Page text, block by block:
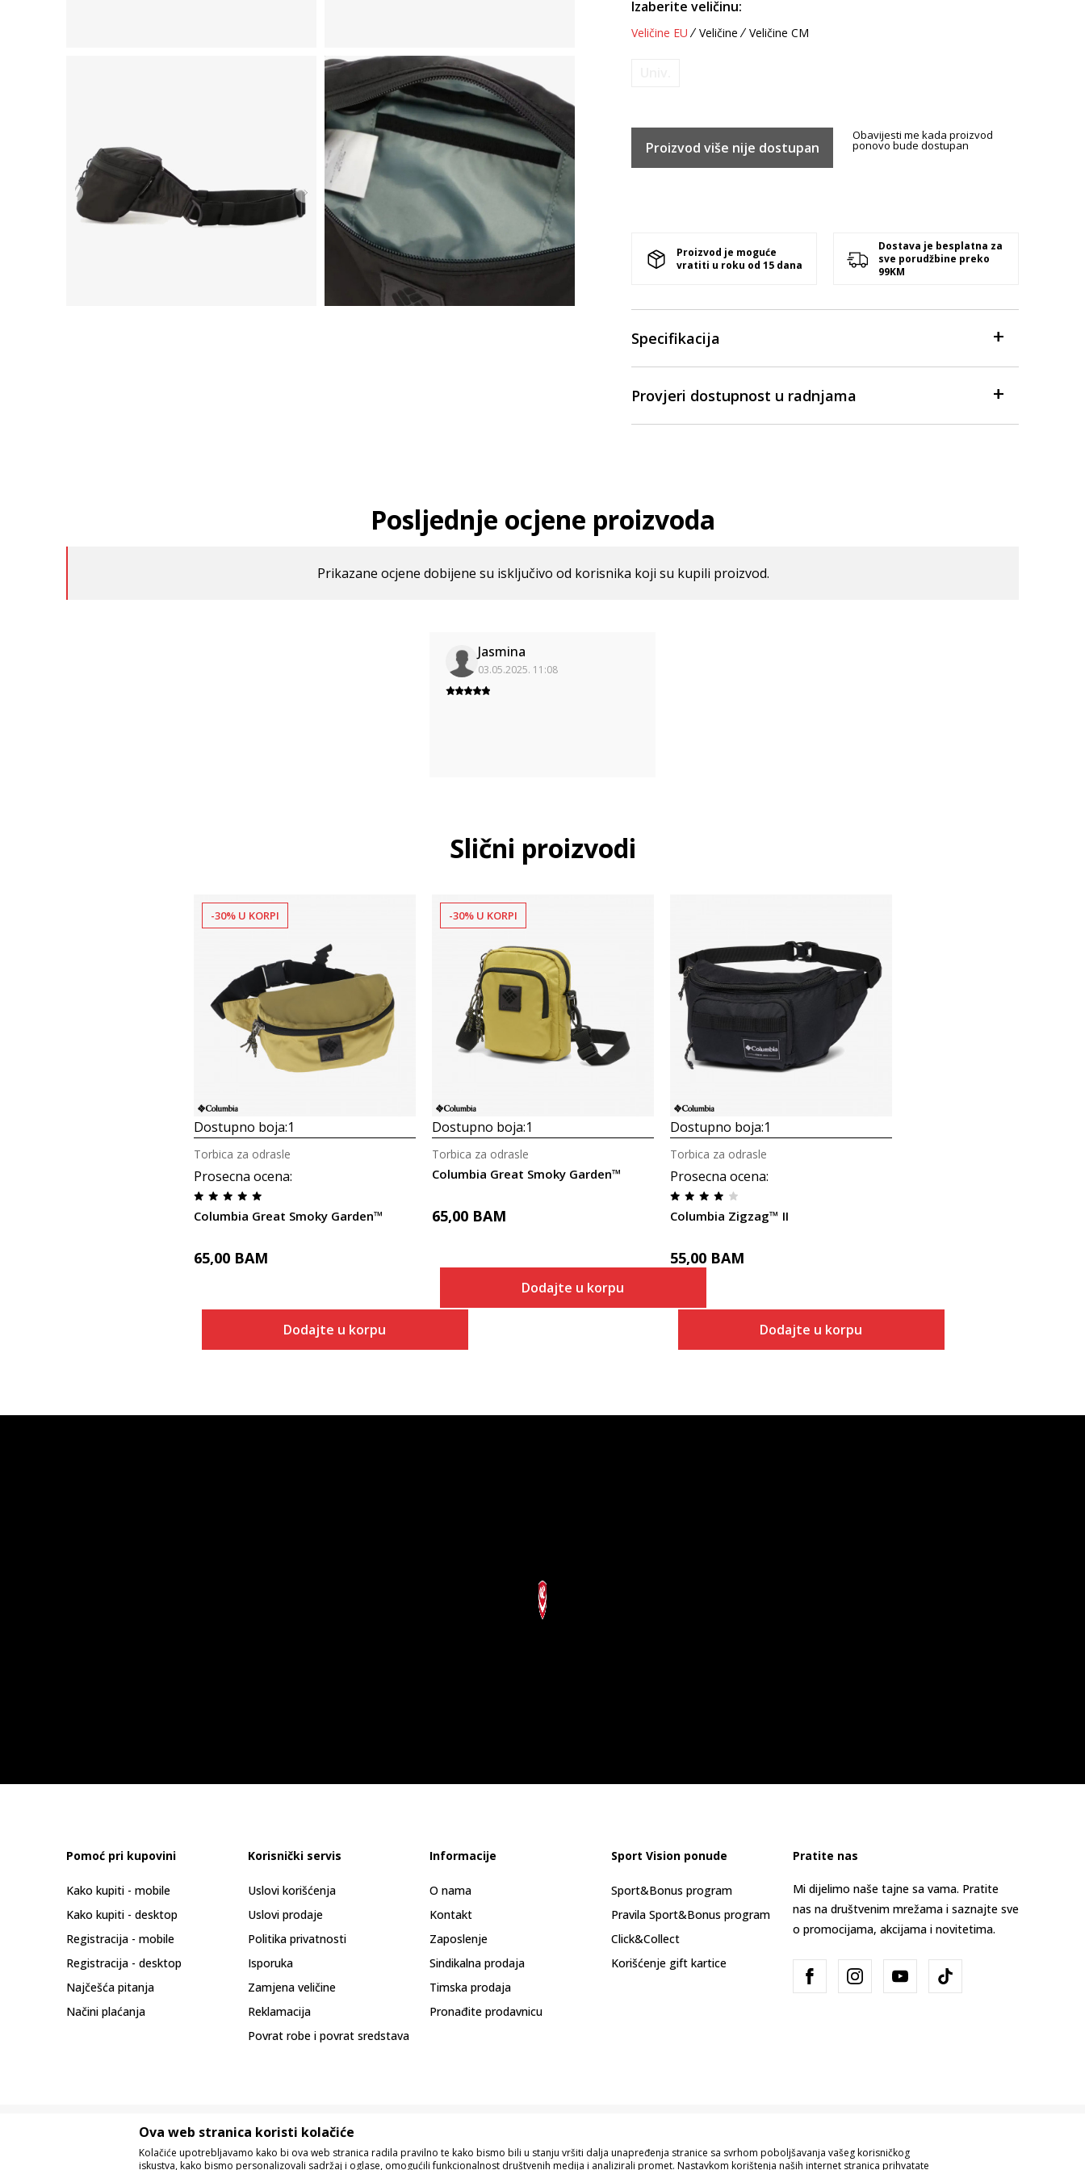
Izaberite veličinu:
Veličine EU Veličine Veličine CM
Proizvod više nije dostupan
Obavijesti me kada proizvod
ponovo bude dostupan
Proizvod je moguće
vratiti u roku od 15 dana
Dostava je besplatna za
sve porudžbine preko
99KM
Specifikacija
Provjeri dostupnost u radnjama
Posljednje ocjene proizvoda
Prikazane ocjene dobijene su isključivo od korisnika koji su kupili proizvod.
Jasmina
03.05.2025. 11:08
Slični proizvodi
-30% U KORPI
Dostupno boja:1
Prosecna ocena:
Columbia Great Smoky Garden™
Torbica za odrasle
65,00 BAM
Dodajte u korpu
-30% U KORPI
Dostupno boja:1
Columbia Great Smoky Garden™
Torbica za odrasle
65,00 BAM
Dodajte u korpu
Dostupno boja:1
Prosecna ocena:
Columbia Zigzag™ II
Torbica za odrasle
55,00 BAM
Dodajte u korpu
Pomoć pri kupovini
Kako kupiti - mobile
Kako kupiti - desktop
Registracija - mobile
Registracija - desktop
Najčešća pitanja
Načini plaćanja
Korisnički servis
Uslovi korišćenja
Uslovi prodaje
Politika privatnosti
Isporuka
Zamjena veličine
Reklamacija
Povrat robe i povrat sredstava
Informacije
O nama
Kontakt
Zaposlenje
Sindikalna prodaja
Timska prodaja
Pronađite prodavnicu
Sport Vision ponude
Sport&Bonus program
Pravila Sport&Bonus program
Click&Collect
Korišćenje gift kartice
Pratite nas
Mi dijelimo naše tajne sa vama. Pratite
nas na društvenim mrežama i saznajte sve
o promocijama, akcijama i novitetima.
Ova web stranica koristi kolačiće
Kolačiće upotrebljavamo kako bi ova web stranica radila pravilno te kako bismo bili u stanju vršiti dalja unapređenja stranice sa svrhom poboljšavanja vašeg korisničkog
iskustva, kako bismo personalizovali sadržaj i oglase, omogućili funkcionalnost društvenih medija i analizirali promet. Nastavkom korištenja naših internet stranica prihvatate